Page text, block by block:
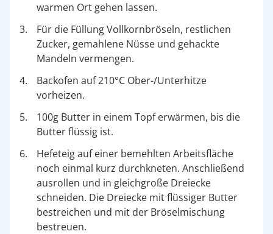
warmen Ort gehen lassen.
Für die Füllung Vollkornbröseln, restlichen
Zucker, gemahlene Nüsse und gehackte
Mandeln vermengen.
Backofen auf 210°C Ober-/Unterhitze
vorheizen.
100g Butter in einem Topf erwärmen, bis die
Butter flüssig ist.
Hefeteig auf einer bemehlten Arbeitsfläche
noch einmal kurz durchkneten. Anschließend
ausrollen und in gleichgroße Dreiecke
schneiden. Die Dreiecke mit flüssiger Butter
bestreichen und mit der Bröselmischung
bestreuen.